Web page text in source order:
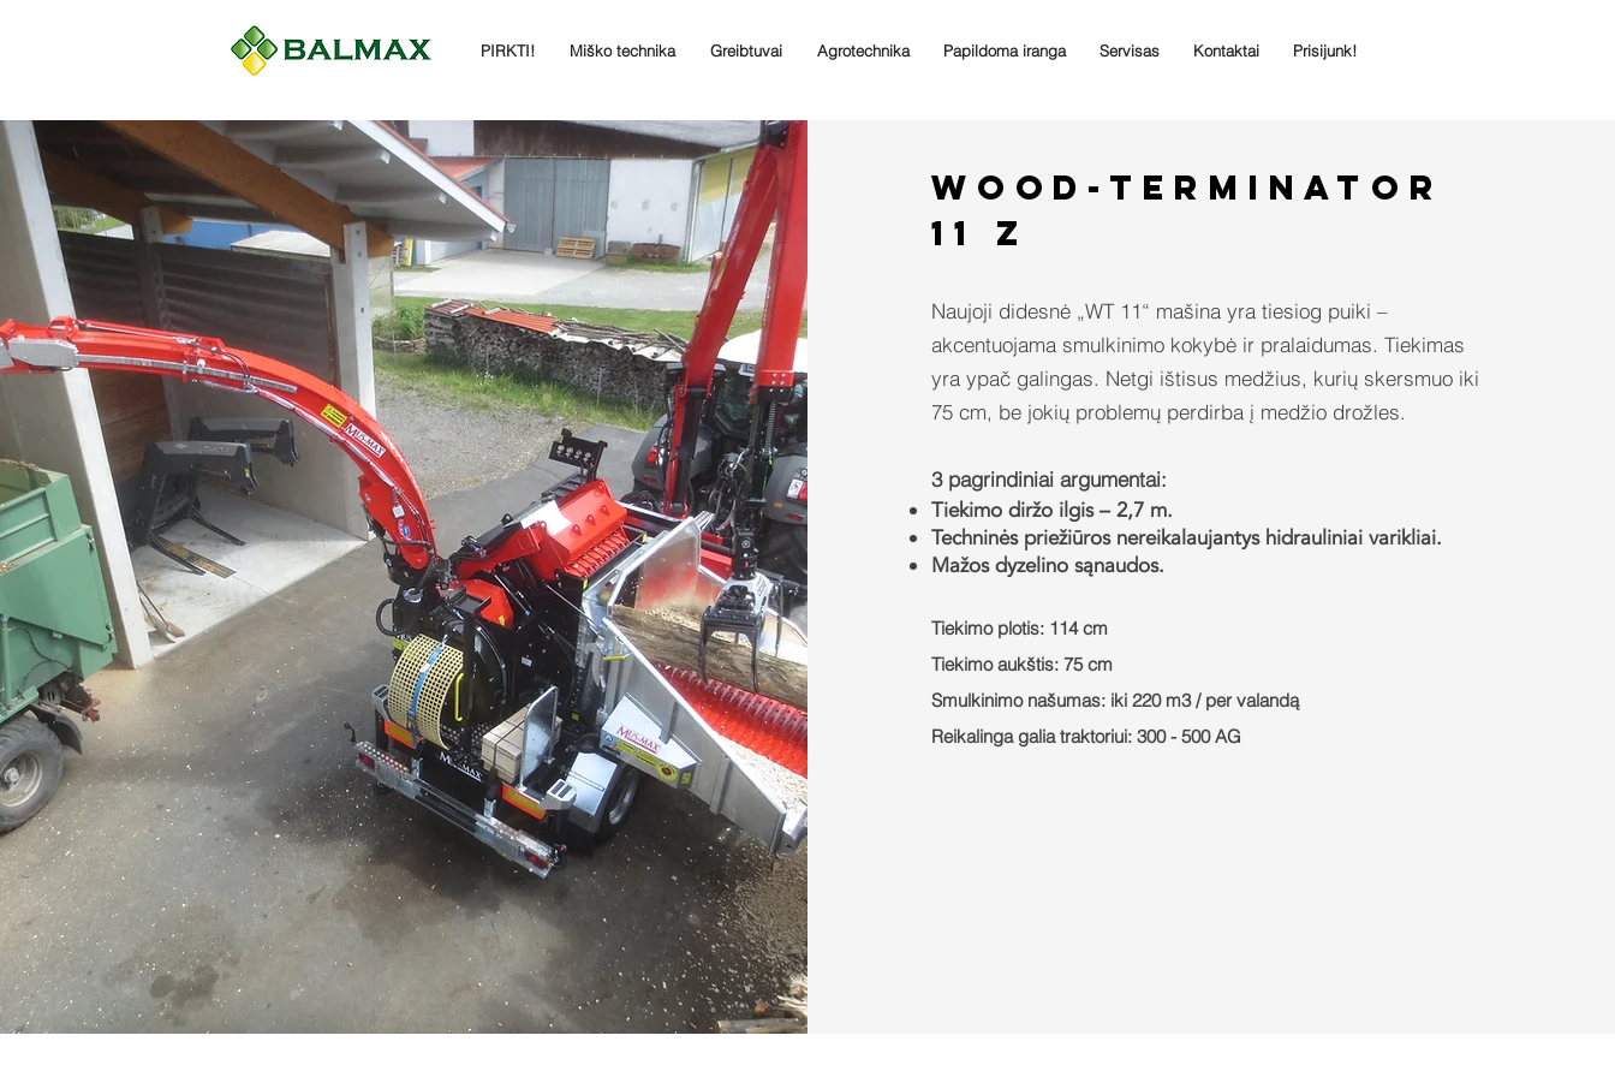
PIRKTI! Miško technika Greibtuvai Agrotechnika Papildoma iranga Servisas Kontaktai Prisijunk!
Wood-Terminator
11 Z
Naujoji didesnė „WT 11“ mašina yra tiesiog puiki –
akcentuojama smulkinimo kokybė ir pralaidumas. Tiekimas
yra ypač galingas. Netgi ištisus medžius, kurių skersmuo iki
75 cm, be jokių problemų perdirba į medžio drožles.
3 pagrindiniai argumentai:
Tiekimo diržo ilgis – 2,7 m.
Techninės priežiūros nereikalaujantys hidrauliniai varikliai.
Mažos dyzelino sąnaudos.
Tiekimo plotis: 114 cm
Tiekimo aukštis: 75 cm
Smulkinimo našumas: iki 220 m3 / per valandą
Reikalinga galia traktoriui: 300 - 500 AG